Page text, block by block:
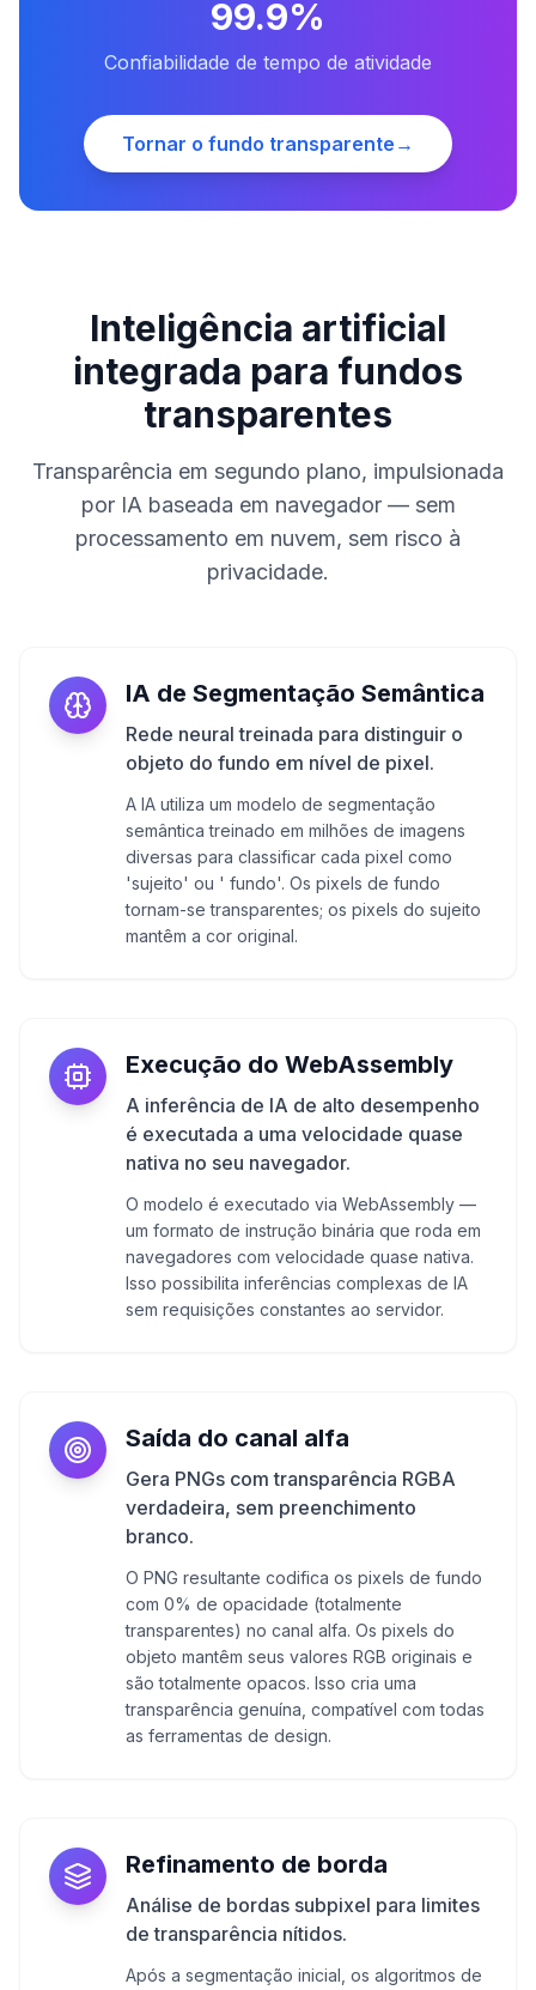
99.9%
Confiabilidade de tempo de atividade
Tornar o fundo transparente →
Inteligência artificial
integrada para fundos
transparentes
Transparência em segundo plano, impulsionada
por IA baseada em navegador — sem
processamento em nuvem, sem risco à
privacidade.
IA de Segmentação Semântica
Rede neural treinada para distinguir o
objeto do fundo em nível de pixel.
A IA utiliza um modelo de segmentação
semântica treinado em milhões de imagens
diversas para classificar cada pixel como
'sujeito' ou ' fundo'. Os pixels de fundo
tornam-se transparentes; os pixels do sujeito
mantêm a cor original.
Execução do WebAssembly
A inferência de IA de alto desempenho
é executada a uma velocidade quase
nativa no seu navegador.
O modelo é executado via WebAssembly —
um formato de instrução binária que roda em
navegadores com velocidade quase nativa.
Isso possibilita inferências complexas de IA
sem requisições constantes ao servidor.
Saída do canal alfa
Gera PNGs com transparência RGBA
verdadeira, sem preenchimento
branco.
O PNG resultante codifica os pixels de fundo
com 0% de opacidade (totalmente
transparentes) no canal alfa. Os pixels do
objeto mantêm seus valores RGB originais e
são totalmente opacos. Isso cria uma
transparência genuína, compatível com todas
as ferramentas de design.
Refinamento de borda
Análise de bordas subpixel para limites
de transparência nítidos.
Após a segmentação inicial, os algoritmos de